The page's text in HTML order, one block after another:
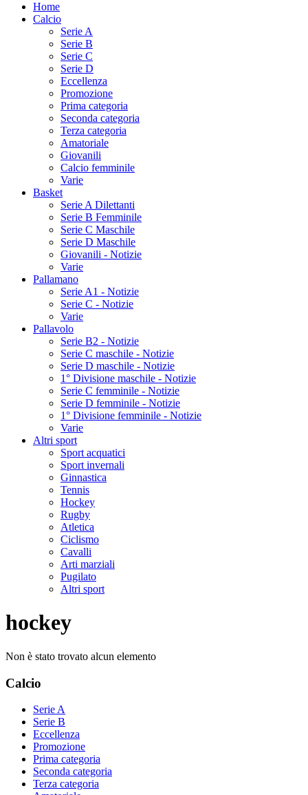
Home
Calcio
Serie A
Serie B
Serie C
Serie D
Eccellenza
Promozione
Prima categoria
Seconda categoria
Terza categoria
Amatoriale
Giovanili
Calcio femminile
Varie
Basket
Serie A Dilettanti
Serie B Femminile
Serie C Maschile
Serie D Maschile
Giovanili - Notizie
Varie
Pallamano
Serie A1 - Notizie
Serie C - Notizie
Varie
Pallavolo
Serie B2 - Notizie
Serie C maschile - Notizie
Serie D maschile - Notizie
1° Divisione maschile - Notizie
Serie C femminile - Notizie
Serie D femminile - Notizie
1° Divisione femminile - Notizie
Varie
Altri sport
Sport acquatici
Sport invernali
Ginnastica
Tennis
Hockey
Rugby
Atletica
Ciclismo
Cavalli
Arti marziali
Pugilato
Altri sport
hockey
Non è stato trovato alcun elemento
Calcio
Serie A
Serie B
Eccellenza
Promozione
Prima categoria
Seconda categoria
Terza categoria